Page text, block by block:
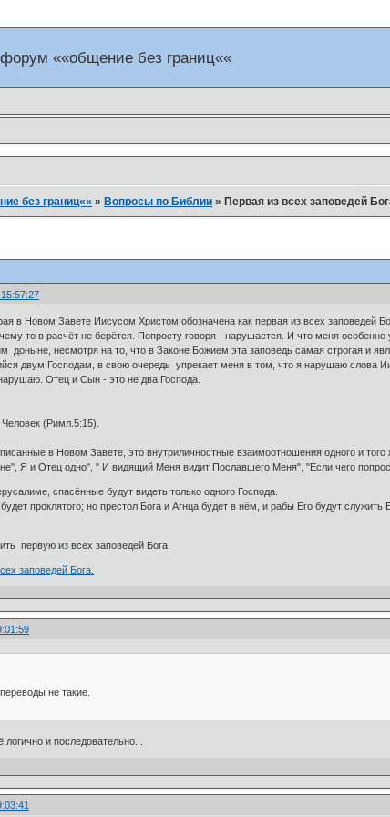
««общение без границ««
без границ«« »Вопросы по Библии »Первая из всех заповедей
в Новом Завете Иисусом Христом обозначена как первая из всех заповедей
то в расчёт не берётся. Попросту говоря - нарушается. И что меня
доныне, несмотря на то, что в Законе Божием эта заповедь самая строгая и
двум Господам, в свою очередь упрекает меня в том, что я нарушаю слова
Отец и Сын - это не два Господа.
(Римл.5:15).
в Новом Завете, это внутриличностные взаимоотношения одного и того
Я и Отец одно", " И видящий Меня видит Пославшего Меня", "Если чего
спасённые будут видеть только одного Господа.
проклятого; но престол Бога и Агнца будет в нём, и рабы Его будут служить
первую из всех заповедей Бога.
заповедей Бога.
не такие.
и последовательно...